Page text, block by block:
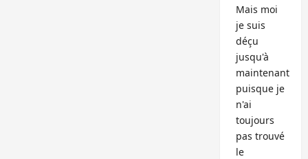
Mais moi
je suis
déçu
jusqu'à
maintenant
puisque je
n'ai
toujours
pas trouvé
le